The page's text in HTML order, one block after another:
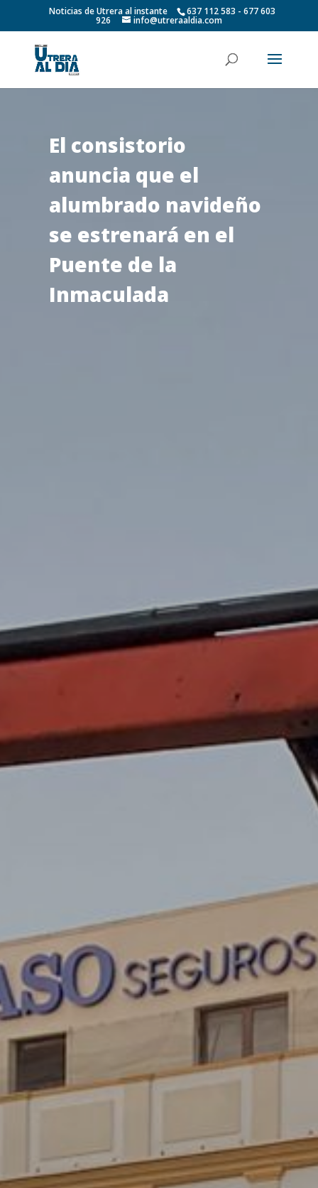
Noticias de Utrera al instante 637 112 583 - 677 603
926 info@utreraaldia.com
El consistorio
anuncia que el
alumbrado navideño
se estrenará en el
Puente de la
Inmaculada